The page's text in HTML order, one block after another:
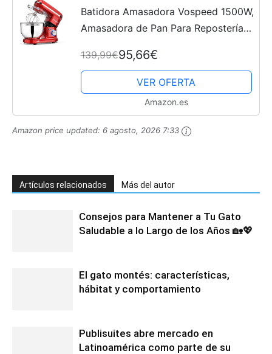
Batidora Amasadora Vospeed 1500W,
Amasadora de Pan Para Repostería
Batidoras, Varillas Amasadoras (rojo)
139,99€95,66€
VER OFERTA
Amazon.es
Amazon price updated: 6 agosto, 2026 7:33
Artículos relacionados Más del autor
Consejos para Mantener a Tu Gato
Saludable a lo Largo de los Años 🏡💖
El gato montés: características,
hábitat y comportamiento
Publisuites abre mercado en
Latinoamérica como parte de su